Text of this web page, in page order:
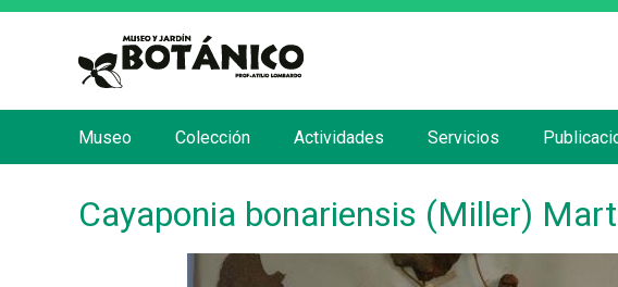
Cayaponia bonariensis (Miller)
n
Museo Colección Actividades Servicios